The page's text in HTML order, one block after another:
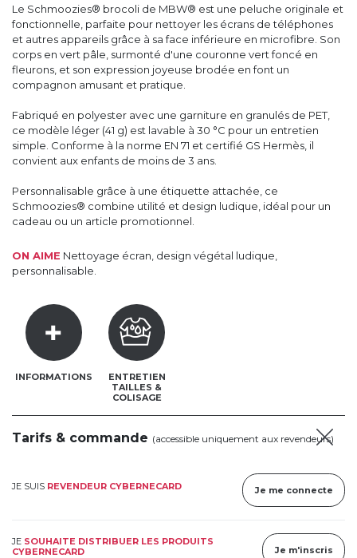
Le Schmoozies® brocoli de MBW® est une peluche originale et
fonctionnelle, parfaite pour nettoyer les écrans de téléphones
et autres appareils grâce à sa face inférieure en microfibre. Son
corps en vert pâle, surmonté d'une couronne vert foncé en
fleurons, et son expression joyeuse brodée en font un
compagnon amusant et pratique.
Fabriqué en polyester avec une garniture en granulés de PET,
ce modèle léger (41 g) est lavable à 30 °C pour un entretien
simple. Conforme à la norme EN 71 et certifié GS Hermès, il
convient aux enfants de moins de 3 ans.
Personnalisable grâce à une étiquette attachée, ce
Schmoozies® combine utilité et design ludique, idéal pour un
cadeau ou un article promotionnel.
ON AIME Nettoyage écran, design végétal ludique,
personnalisable.
INFORMATIONS
ENTRETIEN
TAILLES &
COLISAGE
Tarifs & commande (accessible uniquement aux revendeurs)
JE SUIS REVENDEUR CYBERNECARD Je me connecte
JE SOUHAITE DISTRIBUER LES PRODUITS
CYBERNECARD
Je m'inscris